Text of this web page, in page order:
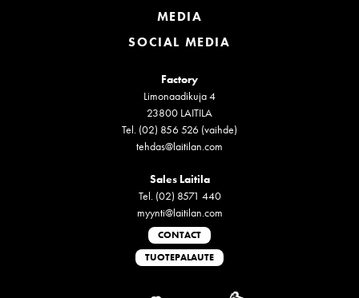
MEDIA
SOCIAL MEDIA
Factory
Limonaadikuja 4
23800 LAITILA
Tel. (02) 856 526 (vaihde)
tehdas@laitilan.com
Sales Laitila
Tel. (02) 8571 440
myynti@laitilan.com
CONTACT
TUOTEPALAUTE